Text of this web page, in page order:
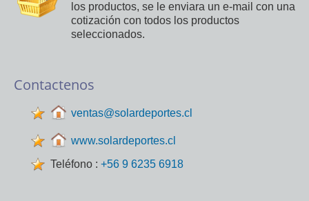
los productos, se le enviara un e-mail con una
cotización con todos los productos
seleccionados.
Contactenos
ventas@solardeportes.cl
www.solardeportes.cl
Teléfono : +56 9 6235 6918